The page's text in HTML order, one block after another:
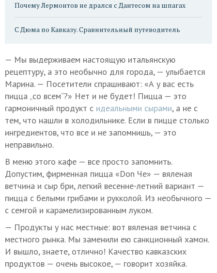
Почему Лермонтов не дрался с Дантесом на шпагах
С Дюма по Кавказу. Сравнительный путеводитель
— Мы выдерживаем настоящую итальянскую
рецептуру, а это необычно для города, — улыбается
Марина. — Посетители спрашивают: «А у вас есть
пицца „со всем“?» Нет и не будет! Пицца — это
гармоничный продукт с идеальными сырами, а не с
тем, что нашли в холодильнике. Если в пицце столько
ингредиентов, что все и не запомнишь, — это
неправильно.
В меню этого кафе — все просто запомнить.
Допустим, фирменная пицца «Don Че» — вяленая
ветчина и сыр бри, легкий весенне-летний вариант —
пицца с белыми грибами и рукколой. Из необычного —
с семгой и карамелизированным луком.
— Продукты у нас местные: вот вяленая ветчина с
местного рынка. Мы заменили ею санкционный хамон.
И вышло, знаете, отлично! Качество кавказских
продуктов — очень высокое, — говорит хозяйка.